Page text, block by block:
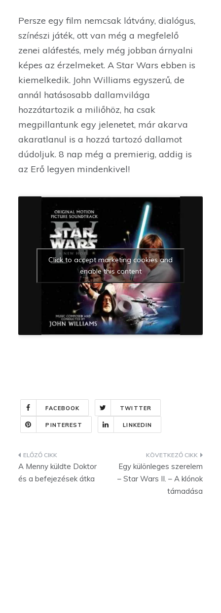
Persze egy film nemcsak látvány, dialógus,
színészi játék, ott van még a megfelelő
zenei aláfestés, mely még jobban árnyalni
képes az érzelmeket. A Star Wars ebben is
kiemelkedik. John Williams egyszerű, de
annál hatásosabb dallamvilága
hozzátartozik a miliőhöz, ha csak
megpillantunk egy jelenetet, már akarva
akaratlanul is a hozzá tartozó dallamot
dúdoljuk. 8 nap még a premierig, addig is
az Erő legyen mindenkivel!
Click to accept marketing cookies and
enable this content
FACEBOOK TWITTER
PINTEREST LINKEDIN
Bejegyzés
navigáció
A Menny küldte Doktor
és a befejezések átka
Egy különleges szerelem
– Star Wars II. – A klónok
támadása